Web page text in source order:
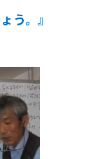
う。』